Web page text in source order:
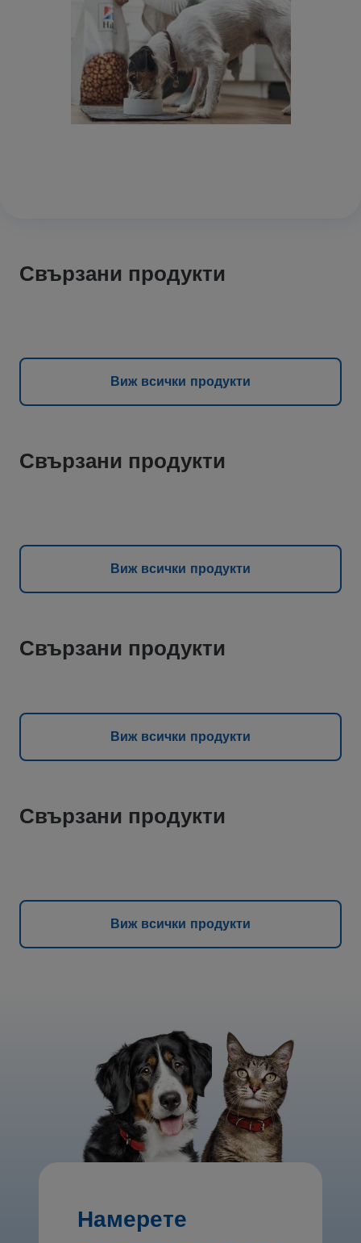
Свързани продукти
Виж всички продукти
Свързани продукти
Виж всички продукти
Свързани продукти
Виж всички продукти
Свързани продукти
Виж всички продукти
Намерете